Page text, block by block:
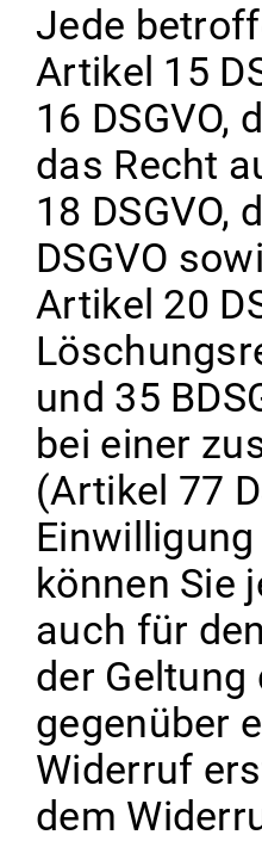
Jede
Artikel 15
16 DSGVO,
das Recht
18
DSGVO
Artikel 20
und 35
bei einer
(Artikel 77
können Sie
auch für
der Geltung
gegenüber
Widerruf
dem